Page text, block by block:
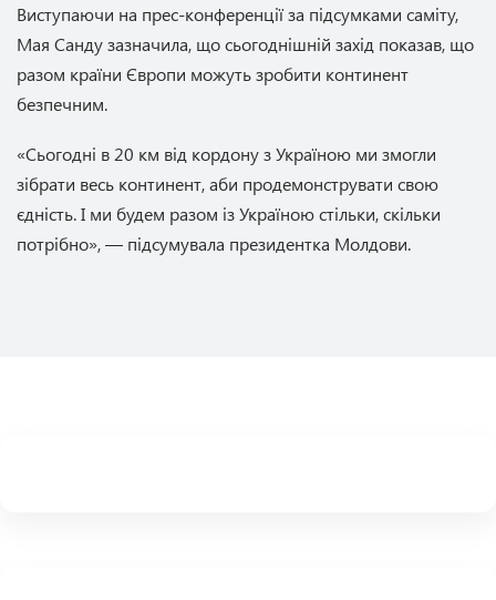
Виступаючи на прес-конференції за підсумками саміту,
Мая Санду зазначила, що сьогоднішній захід показав, що
разом країни Європи можуть зробити континент
безпечним.
«Сьогодні в 20 км від кордону з Україною ми змогли
зібрати весь континент, аби продемонструвати свою
єдність. І ми будем разом із Україною стільки, скільки
потрібно», — підсумувала президентка Молдови.